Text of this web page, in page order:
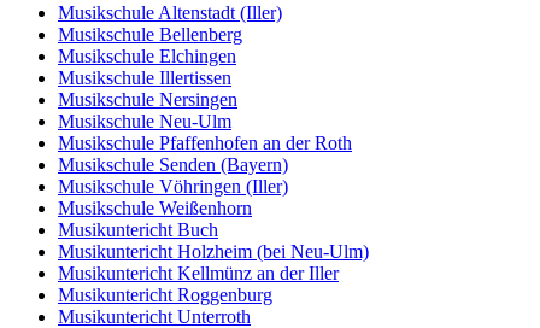
Musikschule Altenstadt (Iller)
Musikschule Bellenberg
Musikschule Elchingen
Musikschule Illertissen
Musikschule Nersingen
Musikschule Neu-Ulm
Musikschule Pfaffenhofen an der Roth
Musikschule Senden (Bayern)
Musikschule Vöhringen (Iller)
Musikschule Weißenhorn
Musikuntericht Buch
Musikuntericht Holzheim (bei Neu-Ulm)
Musikuntericht Kellmünz an der Iller
Musikuntericht Roggenburg
Musikuntericht Unterroth